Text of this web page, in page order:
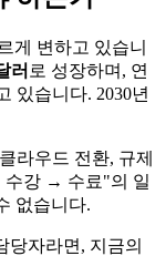
게 변하고 있습니
러 로 성장하며, 연
있습니다. 2030년
라우드 전환, 규제
수강 → 수료"의 일
없습니다.
당자라면, 지금의